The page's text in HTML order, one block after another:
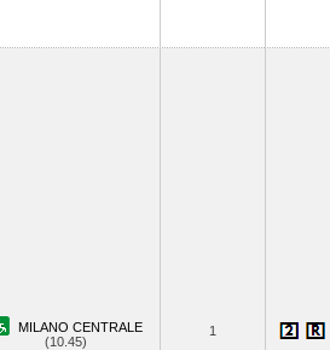
MILANO CENTRALE
(10.45)
1